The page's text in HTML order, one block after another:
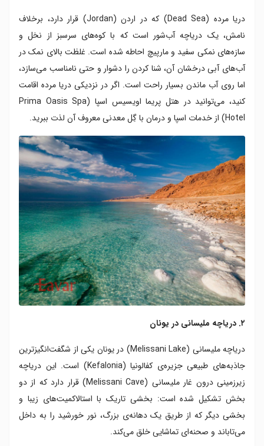
دریا مرده (Dead Sea) که در اردن (Jordan) قرار دارد، برخلاف
نامش، یک دریاچه‌ آب‌شور است که با کوه‌های سرسبز از نخل و
سازه‌های نمکی سفید و مارپیچ احاطه شده است. غلظت بالای نمک در
آب‌های آبی درخشان آن، شنا کردن را دشوار و حتی نامناسب می‌سازد،
اما روی آب ماندن بسیار راحت است. اگر در نزدیکی دریا مرده اقامت
کنید، می‌توانید در هتل پریما اویسیس اسپا (Prima Oasis Spa
Hotel) از خدمات اسپا و درمان با گِل معدنی معروف آن لذت ببرید.
۲. دریاچه ملیسانی در یونان
دریاچه‌ ملیسانی (Melissani Lake) در یونان یکی از شگفت‌انگیزترین
جاذبه‌های طبیعی جزیره‌ی کفالونیا (Kefalonia) است. این دریاچه‌
زیرزمینی درون غار ملیسانی (Melissani Cave) قرار دارد که از دو
بخش تشکیل شده است: بخشی تاریک با استالاکمیت‌های زیبا و
بخشی دیگر که از طریق یک دهانه‌ی بزرگ، نور خورشید را به داخل
می‌تاباند و صحنه‌ای تماشایی خلق می‌کند.